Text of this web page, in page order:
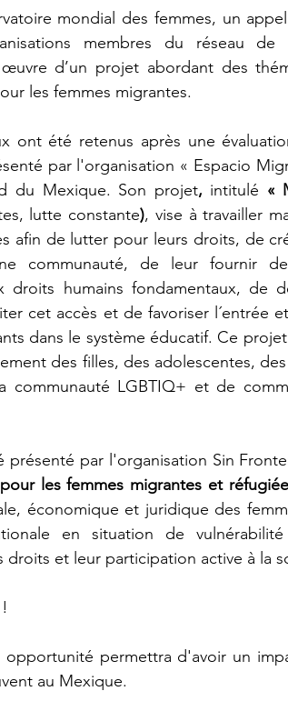
mondial des femmes, un
membres du réseau de
d’un projet abordant des
les femmes migrantes.
ont été retenus après une
par l'organisation « Espacio
du Mexique. Son projet, intitulé «
lutte constante), vise à travailler
afin de lutter pour leurs droits, de
communauté, de leur fournir
droits humains fondamentaux, de
cet accès et de favoriser l´entrée
dans le système éducatif. Ce
des filles, des adolescentes,
communauté LGBTIQ+ et de
par l'organisation Sin
les femmes migrantes et
économique et juridique des
en situation de
et leur participation active à la
permettra d'avoir un
au Mexique.